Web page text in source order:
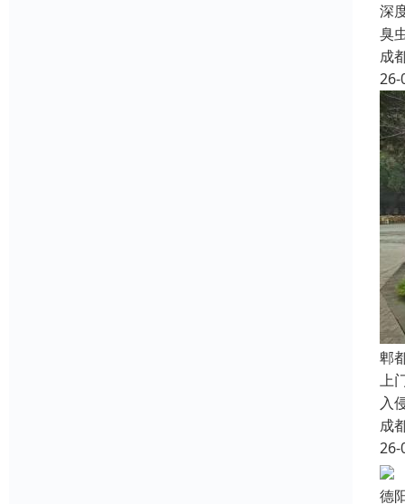
深
臭
成
26-
郫
上
入
成
26-
德